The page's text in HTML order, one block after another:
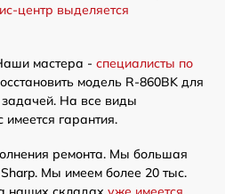
центр выделяется
мастера - специалисты по
модель R-860BK для
задачей. На все виды
гарантия.
ремонта. Мы большая
Sharp. Мы имеем более 20 тыс.